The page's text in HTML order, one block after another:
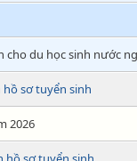
cho du học sinh nước
sơ tuyển sinh
2026